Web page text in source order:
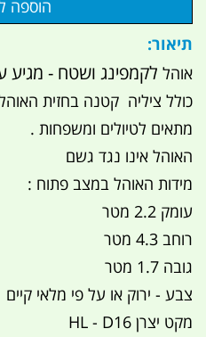
תיאור:
אוהל לקמפינג ושטח - מגיע
כולל ציליה קטנה בחזית
מתאים לטיולים ומשפחות .
האוהל אינו נגד גשם
מידות האוהל במצב פתוח :
עומק 2.2 מטר
רוחב 4.3 מטר
גובה 1.7 מטר
צבע - ירוק או על פי מלאי קיים
מקט יצרן HL - D16